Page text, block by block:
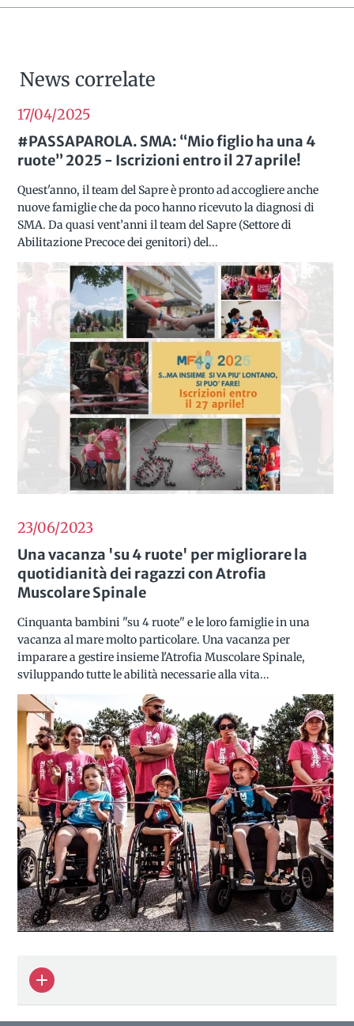
News correlate
17/042025
#PASSAPAROLA. SMA: “Mio figlio ha una 4
ruote” 2025 - Iscrizioni entro il 27 aprile!
Quest'anno, il team del Sapre è pronto ad accogliere anche
nuove famiglie che da poco hanno ricevuto la diagnosi di
SMA. Da quasi vent’anni il team del Sapre (Settore di
Abilitazione Precoce dei genitori) del...
23/062023
Una vacanza 'su 4 ruote' per migliorare la
quotidianità dei ragazzi con Atrofia
Muscolare Spinale
Cinquanta bambini "su 4 ruote" e le loro famiglie in una
vacanza al mare molto particolare. Una vacanza per
imparare a gestire insieme l'Atrofia Muscolare Spinale,
sviluppando tutte le abilità necessarie alla vita...